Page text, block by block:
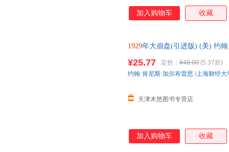
加入购物车 收藏
1929年大崩盘(引进版) (美) 约
¥25.77 定价： ¥48.00 (5.37折)
天津木悠图书专营店
约翰·肯尼斯·加尔布雷思 /上海财经大
加入购物车 收藏